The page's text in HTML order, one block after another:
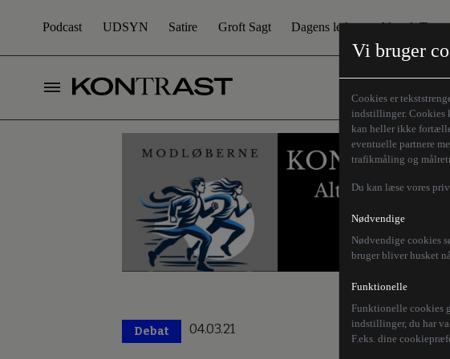
Vi bruger
Cookies er
indstillinger. Cookies
kan heller ikke
eventuelle partnere
trafikmåling og
Du kan læse vores
Nødvendige
Nødvendige cookies
bruger bliver husket
Funktionelle
Funktionelle cookies
indstillinger, du har
F.eks. dine
Podcast UDSYN Satire Groft Sagt Dagens leder Aktuelt Tema
Den
Store
Debat 04.03.21